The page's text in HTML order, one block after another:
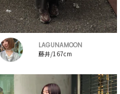
LAGUNAMOON
藤井/167cm